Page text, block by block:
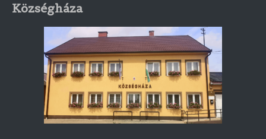
Községháza